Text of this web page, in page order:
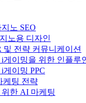
노 SEO
노용 디자인
및 전략 커뮤니케이션
게이밍을 위한 인플루
게이밍 PPC
케팅 전략
한 AI 마케팅